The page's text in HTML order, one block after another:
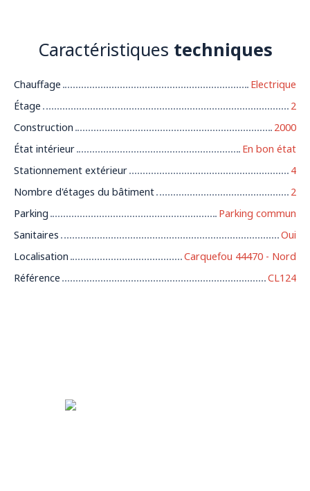
Caractéristiques techniques
Chauffage
Electrique
Étage
2
Construction
2000
État intérieur
En bon état
Stationnement extérieur
4
Nombre d'étages du bâtiment
2
Parking
Parking commun
Sanitaires
Oui
Localisation
Carquefou 44470 - Nord
Référence
CL124